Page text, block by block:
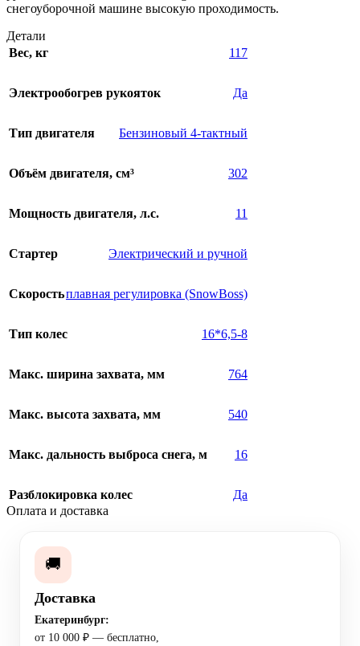
снегоуборочной машине высокую проходимость.
Детали
Вес, кг
117
Электрообогрев рукояток Да
Тип двигателя Бензиновый 4-тактный
Объём двигателя, см³ 302
Мощность двигателя, л.с. 11
Стартер Электрический и ручной
Скоростьплавная регулировка (SnowBoss)
Тип колес 16*6,5-8
Макс. ширина захвата, мм 764
Макс. высота захвата, мм 540
Макс. дальность выброса снега, м 16
Разблокировка колес
Да
Оплата и доставка
🚚
Доставка
Екатеринбург:
от 10 000 ₽ — бесплатно,